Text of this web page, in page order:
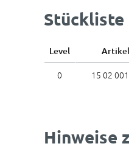
Stückliste
Level
0 15 02
Hinweise